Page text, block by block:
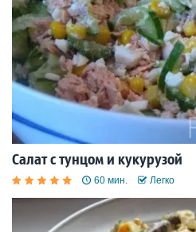
Салат с тунцом и кукурузой
60 мин. Легко